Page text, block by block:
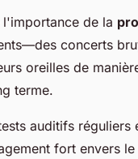
de la
concerts
oreilles de
terme.
auditifs réguliers
fort envers